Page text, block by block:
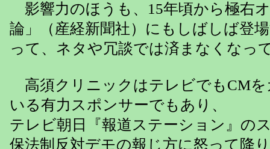
影響力のほうも、15年頃から極右
論」（産経新聞社）にもしばしば登
って、ネタや冗談では済まなくなっ
高須クリニックはテレビでもCMを
いる有力スポンサーでもあり、
テレビ朝日『報道ステーション』の
保法制反対デモの報じ方に怒って降